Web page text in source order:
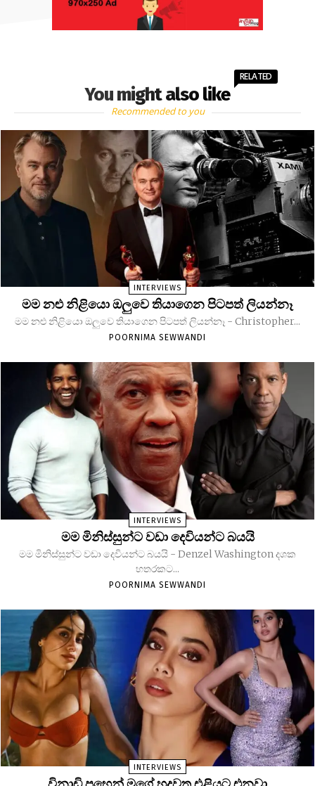
You might also like
RELATED
Recommended to you
INTERVIEWS
මම නළු නිළියො ඔලුවෙ තියාගෙන පිටපත් ලියන්නෑ
මම නළු නිළියො ඔලුවෙ තියාගෙන පිටපත් ලියන්නෑ - Christopher...
POORNIMA SEWWANDI
INTERVIEWS
මම මිනිස්සුන්ට වඩා දෙවියන්ට බයයි
මම මිනිස්සුන්ට වඩා දෙවියන්ට බයයි - Denzel Washington දශක
හතරකට...
POORNIMA SEWWANDI
INTERVIEWS